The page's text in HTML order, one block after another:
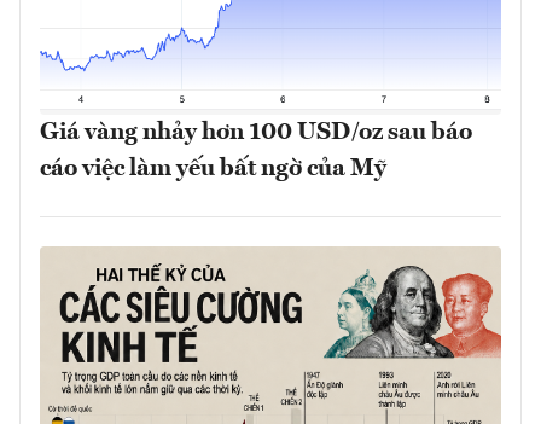
Giá vàng nhảy hơn 100 USD/oz sau báo
cáo việc làm yếu bất ngờ của Mỹ